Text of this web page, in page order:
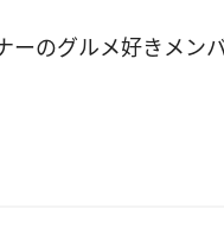
ーのグルメ好きメン